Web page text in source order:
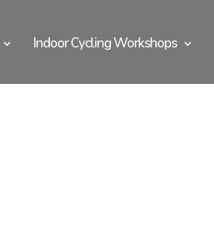
Indoor Cycling Workshops